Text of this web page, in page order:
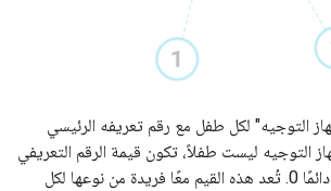
التوجيه" لكل طفل مع رقم تعريفه الرئيسي
التوجيه ليست طفلاً، تكون قيمة الرقم التعريفي
الفرعي لجهاز التوجيه دائمًا 0. تُعد هذه القيم معًا فريدة من نوعها لكل